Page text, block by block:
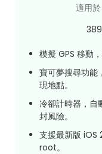
適用於
模擬 GPS 移動
寶可夢搜尋功能
現地點。
冷卻計時器，
封風險。
支援最新版 iOS
root。